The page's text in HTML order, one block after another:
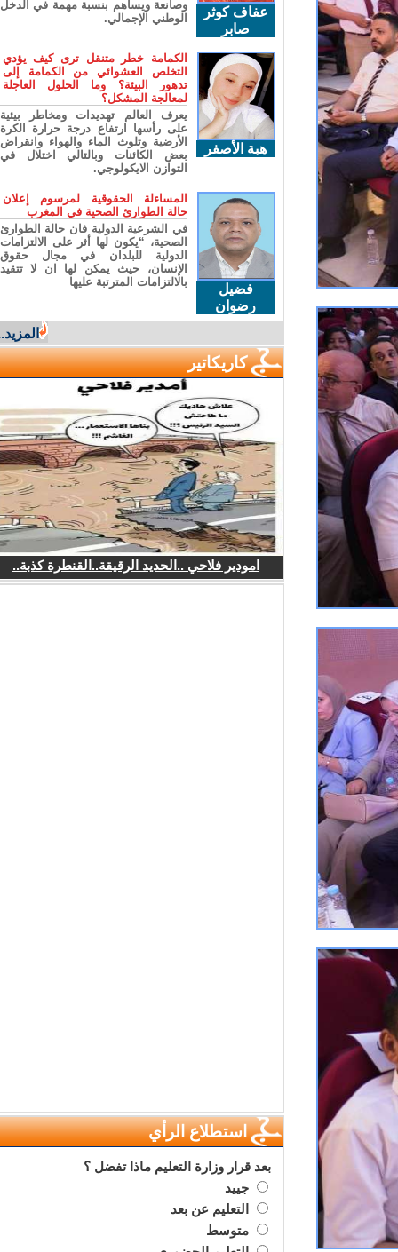
عفاف كوثر
صابر
وصانعة ويساهم بنسبة مهمة في الدخل
الوطني الإجمالي.
هبة الأصفر
الكمامة خطر متنقل ترى كيف يؤدي
التخلص العشوائي من الكمامة إلى
تدهور البيئة؟ وما الحلول العاجلة
لمعالجة المشكل؟
يعرف العالم تهديدات ومخاطر بيئية
على رأسها ارتفاع درجة حرارة الكرة
الأرضية وتلوث الماء والهواء وانقراض
بعض الكائنات وبالتالي اختلال في
التوازن الايكولوجي.
فضيل
رضوان
المساءلة الحقوقية لمرسوم إعلان
حالة الطوارئ الصحية في المغرب
في الشرعية الدولية فان حالة الطوارئ
الصحية، “يكون لها أثر على الالتزامات
الدولية للبلدان في مجال حقوق
الإنسان، حيث يمكن لها ان لا تتقيد
بالالتزامات المترتبة عليها
المزيد...
كاريكاتير
امودير فلاحي ..الحديد الرقيقة..القنطرة كذبة..
استطلاع الرأي
بعد قرار وزارة التعليم ماذا تفضل ؟
جييد
التعليم عن بعد
متوسط